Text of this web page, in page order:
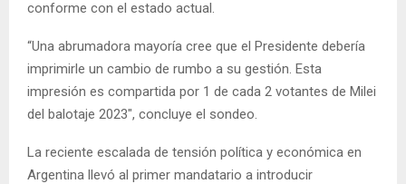
conforme con el estado actual.
“Una abrumadora mayoría cree que el Presidente debería
imprimirle un cambio de rumbo a su gestión. Esta
impresión es compartida por 1 de cada 2 votantes de Milei
del balotaje 2023″, concluye el sondeo.
La reciente escalada de tensión política y económica en
Argentina llevó al primer mandatario a introducir